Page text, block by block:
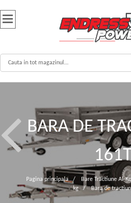
BARA DE
Pagina principala / Bare Tractiune Al-Ko
kg
/ Bara de